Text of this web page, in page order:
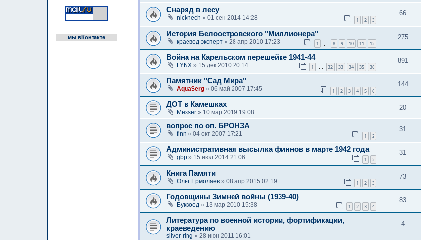
мы вКонтакте
Снаряд в лесу
nicknech » 01 сен 2014 14:28 1 2 3
66
История Белоостровского "Миллионера"
краевед эксперт » 28 апр 2010 17:23 1 8 9 10 11 12
275
Война на Карельском перешейке 1941-44
LYNX » 15 дек 2010 20:14 1 … 32 33 34 35 36
891
Памятник "Сад Мира"
Aqua$erg » 06 май 2007 17:45 1 2 3 4 5 6
144
ДОТ в Камешках
Messer » 10 мар 2019 19:08
20
вопрос по оп. БРОНЗА
finn » 04 окт 2007 17:21 1 2
31
Административная высылка финнов в марте 1942 года
gbp » 15 июл 2014 21:06 1 2
31
Книга Памяти
Олег Ермолаев » 08 апр 2015 02:19 1 2 3
73
Годовщины Зимней войны (1939-40)
Буквоед » 13 мар 2010 15:38 1 2 3 4
83
Литература по военной истории, фортификации,
краеведению
silver-ring » 28 июн 2011 16:01
4